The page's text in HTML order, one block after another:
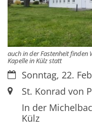
auch in der Fastenheit finden
Kapelle in Külz statt
Datum:Sonntag, 22.
Ort:St. Konrad von
In der
Külz